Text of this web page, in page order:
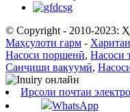
© Copyright - 2010-2023:
Маҳсулоти гарм -
Насоси поршенӣ, Насоси
Санҷиши вакуумӣ,
Ирсоли почтаи
WhatsApp